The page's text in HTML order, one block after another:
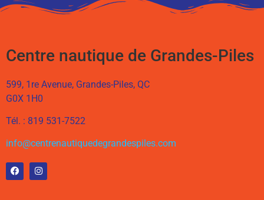
Centre nautique de Grandes-Piles
599, 1re Avenue, Grandes-Piles, QC
G0X 1H0
Tél. : 819 531-7522
info@centrenautiquedegrandespiles.com